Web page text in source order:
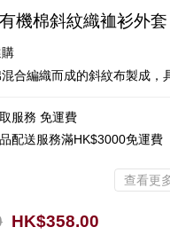
機棉斜紋織裇衫外套
合編織而成的斜紋布製成，
服務 免運費
配送服務滿HK$3000免運費
查看更
HK$358.00